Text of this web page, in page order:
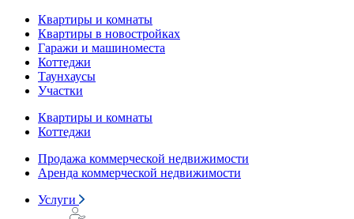
Квартиры и комнаты
Квартиры в новостройках
Гаражи и машиноместа
Коттеджи
Таунхаусы
Участки
Квартиры и комнаты
Коттеджи
Продажа коммерческой недвижимости
Аренда коммерческой недвижимости
Услуги